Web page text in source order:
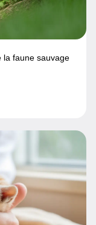
la faune sauvage